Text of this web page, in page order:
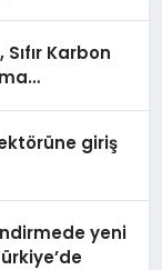
Karbon
giriş
yeni